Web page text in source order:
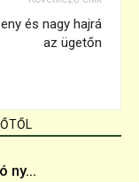
és nagy hajrá
az ügetőn
ny...